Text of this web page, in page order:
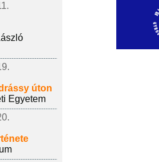
úton
Egyetem